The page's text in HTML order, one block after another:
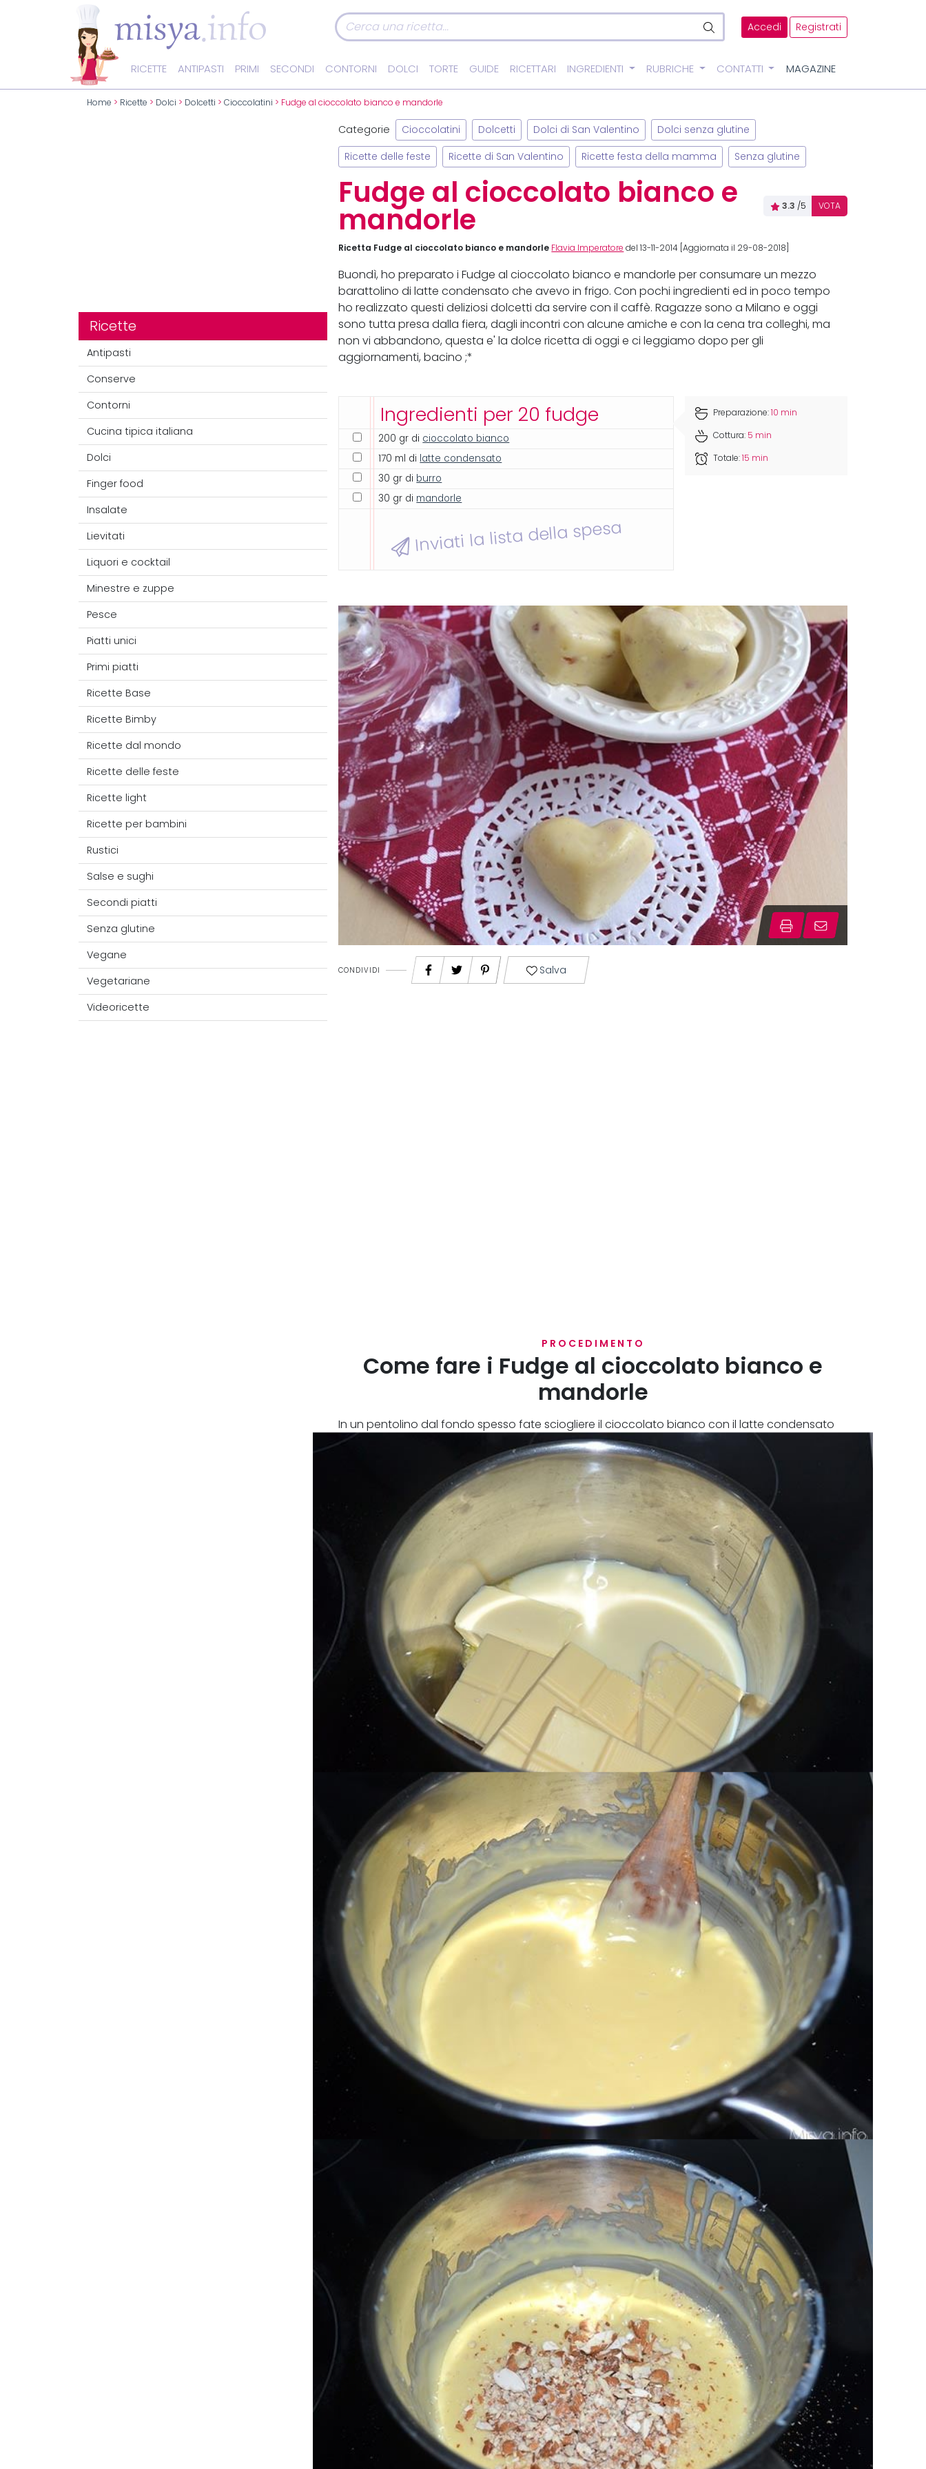
Accedi Registrati
RICETTE ANTIPASTI PRIMI SECONDI CONTORNI DOLCI TORTE GUIDE RICETTARI INGREDIENTI RUBRICHE CONTATTI MAGAZINE
Home > Ricette > Dolci > Dolcetti > Cioccolatini > Fudge al cioccolato bianco e mandorle
Ricette
Antipasti
Conserve
Contorni
Cucina tipica italiana
Dolci
Finger food
Insalate
Lievitati
Liquori e cocktail
Minestre e zuppe
Pesce
Piatti unici
Primi piatti
Ricette Base
Ricette Bimby
Ricette dal mondo
Ricette delle feste
Ricette light
Ricette per bambini
Rustici
Salse e sughi
Secondi piatti
Senza glutine
Vegane
Vegetariane
Videoricette
Categorie Cioccolatini Dolcetti Dolci di San Valentino Dolci senza glutine
Ricette delle feste Ricette di San Valentino Ricette festa della mamma Senza glutine
Fudge al cioccolato bianco e
mandorle
3.3 /5 VOTA
Ricetta Fudge al cioccolato bianco e mandorle Flavia Imperatore del 13-11-2014 [Aggiornata il 29-08-2018]
Buondì, ho preparato i Fudge al cioccolato bianco e mandorle per consumare un mezzo
barattolino di latte condensato che avevo in frigo. Con pochi ingredienti ed in poco tempo
ho realizzato questi deliziosi dolcetti da servire con il caffè. Ragazze sono a Milano e oggi
sono tutta presa dalla fiera, dagli incontri con alcune amiche e con la cena tra colleghi, ma
non vi abbandono, questa e' la dolce ricetta di oggi e ci leggiamo dopo per gli
aggiornamenti, bacino ;*
Ingredienti per 20 fudge
200 gr di cioccolato bianco
170 ml di latte condensato
30 gr di burro
30 gr di mandorle
Inviati la lista della spesa
Preparazione:10 min
Cottura: 5 min
Totale:15 min
CONDIVIDI Salva
PROCEDIMENTO
Come fare i Fudge al cioccolato bianco e
mandorle
In un pentolino dal fondo spesso fate sciogliere il cioccolato bianco con il latte condensato
ed il burro
Una volta sciolto, aggiungete le mandorle tritate e mescolate